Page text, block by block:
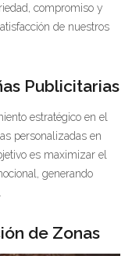
compromiso y
de nuestros
Publicitarias
estratégico en el
personalizadas en
es maximizar el
generando
de Zonas